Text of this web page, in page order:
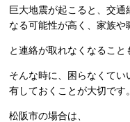
巨大地震が起こると、交
なる可能性が高く、家族や
と連絡が取れなくなること
そんな時に、困らなくて
有しておくことが大切です。
松阪市の場合は、